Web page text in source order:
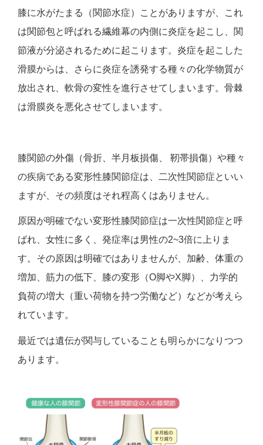
膝に水がたまる（関節水症）ことがありますが、これ
は関節包と呼ばれる繊維幕の内側に炎症を起こし、関
節液が分泌されるために起こります。炎症を起こした
滑膜からは、さらに炎症を誘発する種々の化学物質が
放出され、軟骨の変性を進行させてしまいます。骨棘
は滑膜炎を悪化させてしまいます。
膝関節の外傷（骨折、半月板損傷、 靭帯損傷）や種々
の疾病である変形性膝関節症は、二次性関節症といい
ますが、その頻度はそれ程高くはありません。
原因が明確でない変形性膝関節症は一次性関節症と呼
ばれ、女性に多く、発症率は男性の2~3倍に上りま
す。その原因は明確ではありませんが、加齢、体重の
増加、筋力の低下、膝の変形（O脚やX脚）、力学的
負荷の増大（重い荷物を持つ労働など）などが考えら
れています。
最近では遺伝が関与していることも明らかになりつつ
あります。